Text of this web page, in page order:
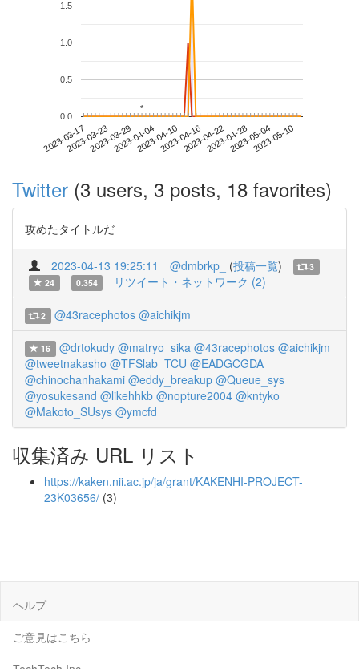
2023-03-172023-03-232023-03-292023-04-042023-04-102023-04-162023-04-222023-04-282023-05-042023-05-10
0.0
0.5
1.0
1.5
**
Twitter (3 users, 3 posts, 18 favorites)
攻めたタイトルだ
2023-04-13 19:25:11 @dmbrkp_ (投稿一覧)
3
24
0.354 リツイート・ネットワーク (2)
2 @43racephotos @aichikjm
16 @drtokudy @matryo_sika @43racephotos @aichikjm
@tweetnakasho @TFSlab_TCU @EADGCGDA
@chinochanhakami @eddy_breakup @Queue_sys
@yosukesand @likehhkb @nopture2004 @kntyko
@Makoto_SUsys @ymcfd
収集済み URL リスト
https://kaken.nii.ac.jp/ja/grant/KAKENHI-PROJECT-
23K03656/ (3)
ヘルプ
ご意見はこちら
TechTech Inc.